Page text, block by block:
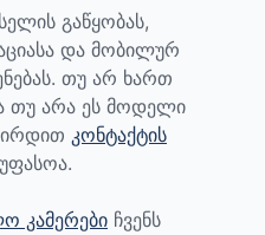
გაწყობას,
და მობილურ
თუ არ ხართ
თუ არა ეს მოდელი
კონტაქტის
კამერები ჩვენს